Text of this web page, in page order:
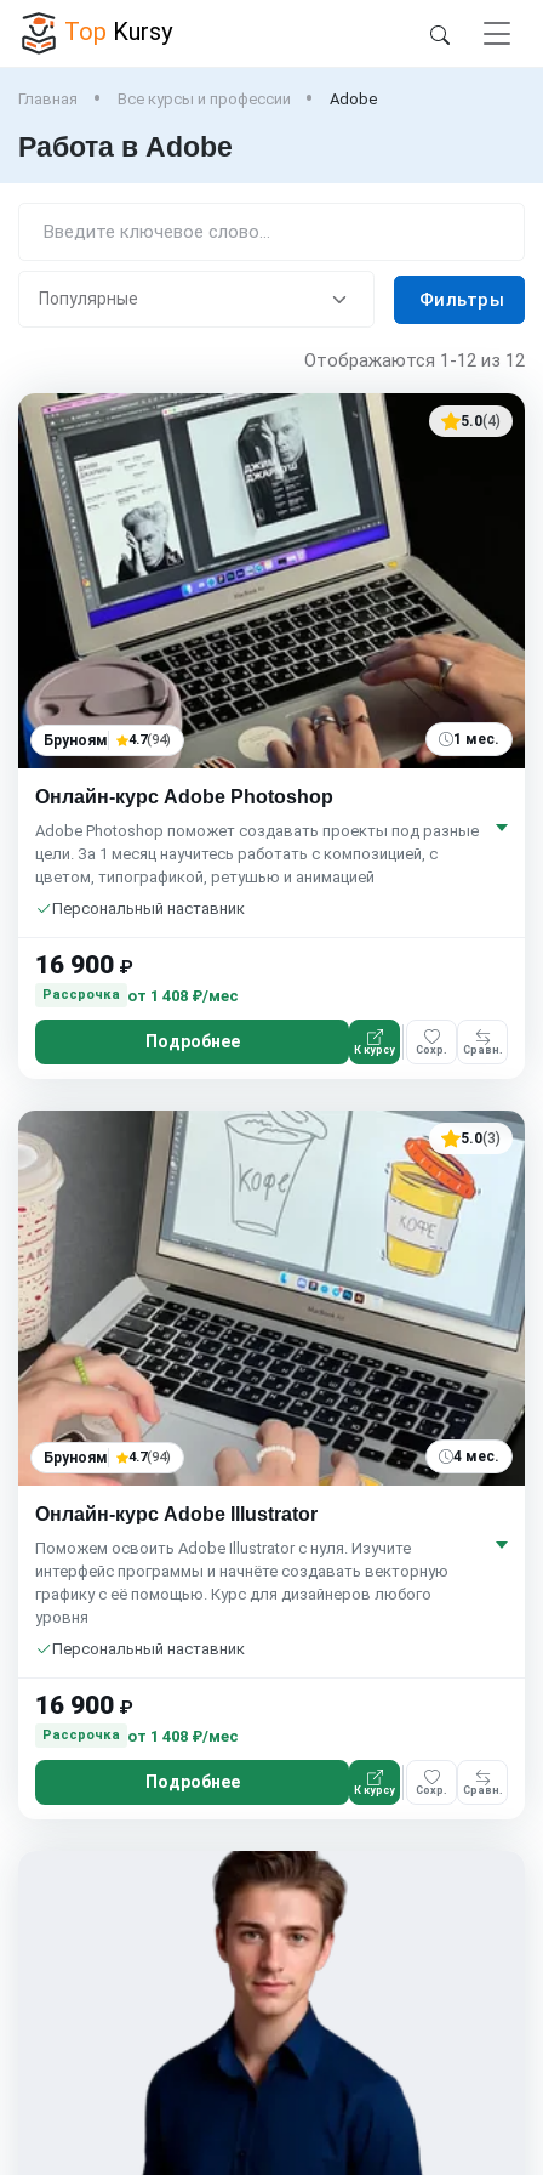
Top Kursy
Главная Все курсы и профессии Adobe
Работа в Adobe
Фильтры
Отображаются 1-12 из 12
5.0(4)
Бруноям 4.7(94) 1 мес.
Онлайн-курс Adobe Photoshop
Adobe Photoshop поможет создавать проекты под разные
цели. За 1 месяц научитесь работать с композицией, с
цветом, типографикой, ретушью и анимацией
Персональный наставник
16 900 ₽
Рассрочка от 1 408 ₽/мес
Подробнее К курсу Сохр. Сравн.
5.0(3)
Бруноям 4.7(94) 4 мес.
Онлайн-курс Adobe Illustrator
Поможем освоить Adobe Illustrator с нуля. Изучите
интерфейс программы и начнёте создавать векторную
графику с её помощью. Курс для дизайнеров любого
уровня
Персональный наставник
16 900 ₽
Рассрочка от 1 408 ₽/мес
Подробнее К курсу Сохр. Сравн.